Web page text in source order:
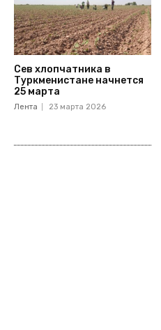
Сев хлопчатника в
Туркменистане начнется
25 марта
Лента 23 марта 2026